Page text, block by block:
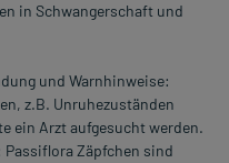
in Schwangerschaft und
und Warnhinweise:
z.B. Unruhezuständen
ein Arzt aufgesucht werden.
Zäpfchen sind